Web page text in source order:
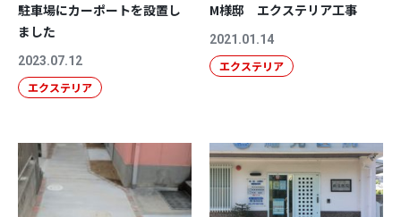
駐車場にカーポートを設置し
ました
2023.07.12
エクステリア
M様邸 エクステリア工事
2021.01.14
エクステリア